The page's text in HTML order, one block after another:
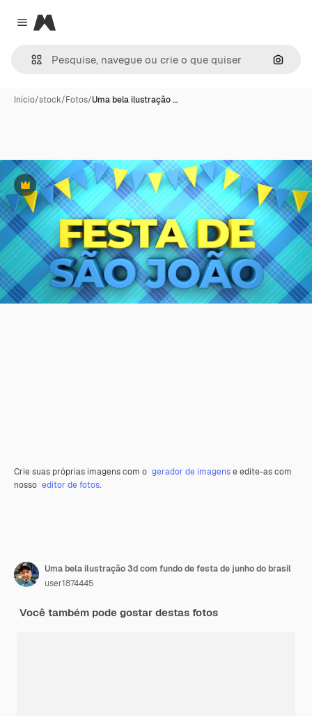
Close menu
Magnific
Início/stock/Fotos/Uma bela ilustração …
Premium
Crie suas próprias imagens com o gerador de imagense edite-as com
nosso editor de fotos.
Uma bela ilustração 3d com fundo de festa de junho do brasil
user1874445
Você também pode gostar destas fotos